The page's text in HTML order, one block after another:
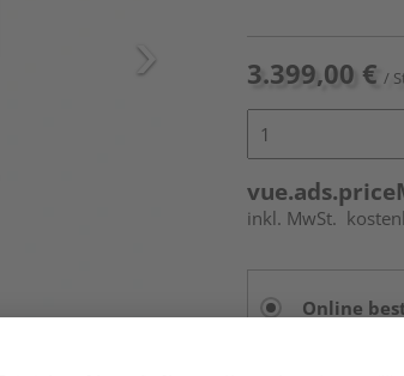
3.399,00 € /
inkl. MwSt.
Online